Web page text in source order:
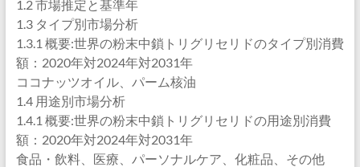
1.2 市場推定と基準年
1.3 タイプ別市場分析
1.3.1 概要:世界の粉末中鎖トリグリセリドのタイプ別消費
額：2020年対2024年対2031年
ココナッツオイル、パーム核油
1.4 用途別市場分析
1.4.1 概要:世界の粉末中鎖トリグリセリドの用途別消費
額：2020年対2024年対2031年
食品・飲料、医療、パーソナルケア、化粧品、その他